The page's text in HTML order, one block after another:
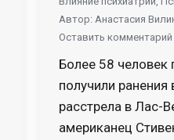
Автор: Анастасия
Оставить комментарий
Более 58 человек
получили ранения
расстрела в Лас-
американец